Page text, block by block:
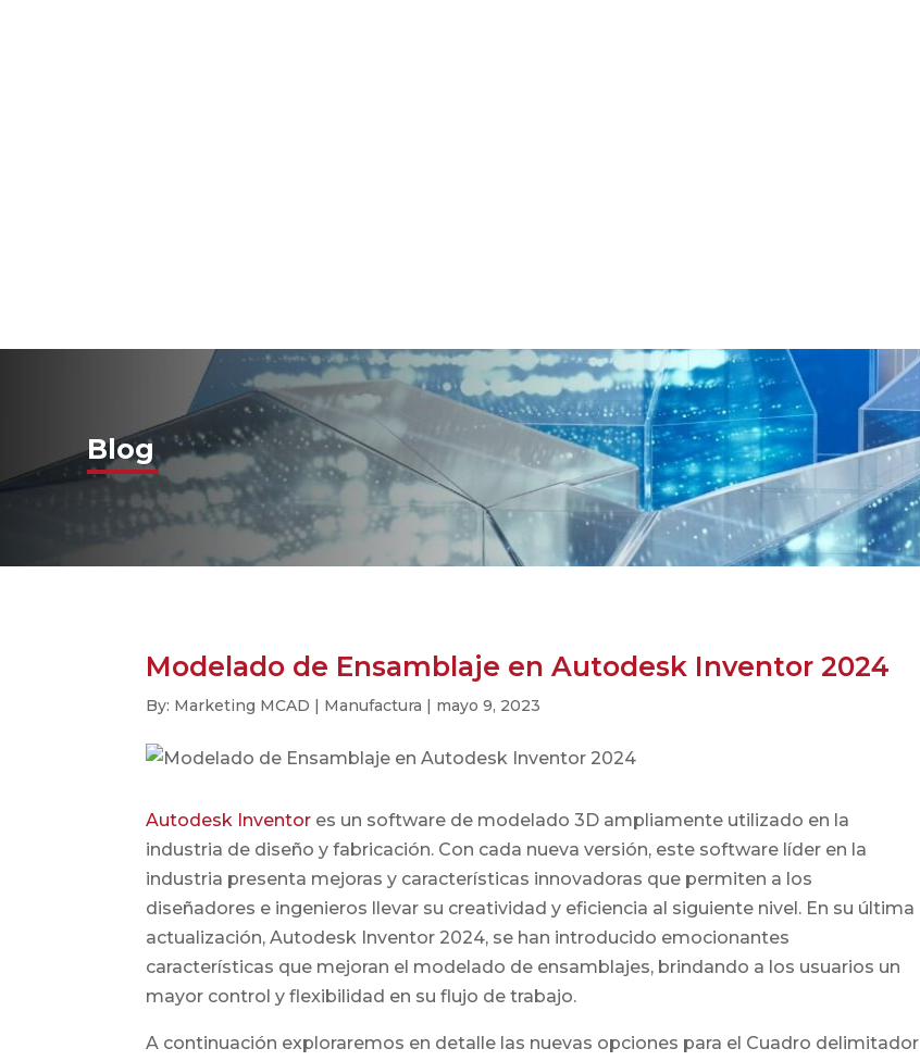
Blog
Modelado de Ensamblaje en Autodesk Inventor 2024
By: Marketing MCAD | Manufactura | mayo 9, 2023
Autodesk Inventor es un software de modelado 3D ampliamente utilizado en la
industria de diseño y fabricación. Con cada nueva versión, este software líder en la
industria presenta mejoras y características innovadoras que permiten a los
diseñadores e ingenieros llevar su creatividad y eficiencia al siguiente nivel. En su última
actualización, Autodesk Inventor 2024, se han introducido emocionantes
características que mejoran el modelado de ensamblajes, brindando a los usuarios un
mayor control y flexibilidad en su flujo de trabajo.
A continuación exploraremos en detalle las nuevas opciones para el Cuadro delimitador